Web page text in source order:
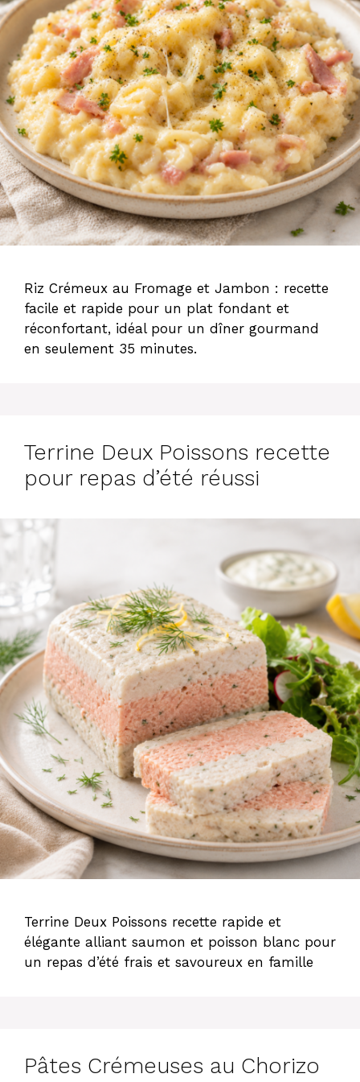
Riz Crémeux au Fromage et Jambon : recette
facile et rapide pour un plat fondant et
réconfortant, idéal pour un dîner gourmand
en seulement 35 minutes.
Terrine Deux Poissons recette
pour repas d’été réussi
Terrine Deux Poissons recette rapide et
élégante alliant saumon et poisson blanc pour
un repas d’été frais et savoureux en famille
Pâtes Crémeuses au Chorizo